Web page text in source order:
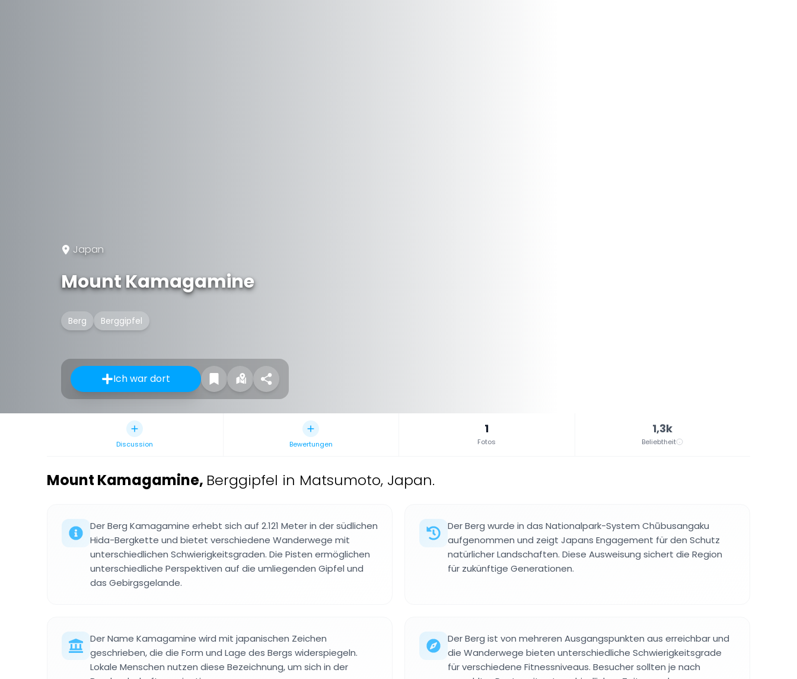
Japan
Mount Kamagamine
Berg Berggipfel
Ich war dort
Discussion Bewertungen
1
Fotos
1,3k
Beliebtheit
Mount Kamagamine, Berggipfel in Matsumoto, Japan.
Der Berg Kamagamine erhebt sich auf 2.121 Meter in der südlichen
Hida-Bergkette und bietet verschiedene Wanderwege mit
unterschiedlichen Schwierigkeitsgraden. Die Pisten ermöglichen
unterschiedliche Perspektiven auf die umliegenden Gipfel und
das Gebirgsgelande.
Der Berg wurde in das Nationalpark-System Chūbusangaku
aufgenommen und zeigt Japans Engagement für den Schutz
natürlicher Landschaften. Diese Ausweisung sichert die Region
für zukünftige Generationen.
Der Name Kamagamine wird mit japanischen Zeichen
geschrieben, die die Form und Lage des Bergs widerspiegeln.
Lokale Menschen nutzen diese Bezeichnung, um sich in der
Der Berg ist von mehreren Ausgangspunkten aus erreichbar und
die Wanderwege bieten unterschiedliche Schwierigkeitsgrade
für verschiedene Fitnessniveaus. Besucher sollten je nach